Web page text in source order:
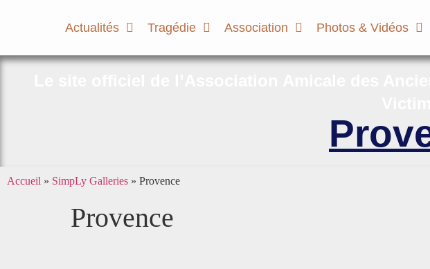
Actualités Tragédie Association Photos & Vidéos
Accueil » SimpLy Galleries » Provence
Provence